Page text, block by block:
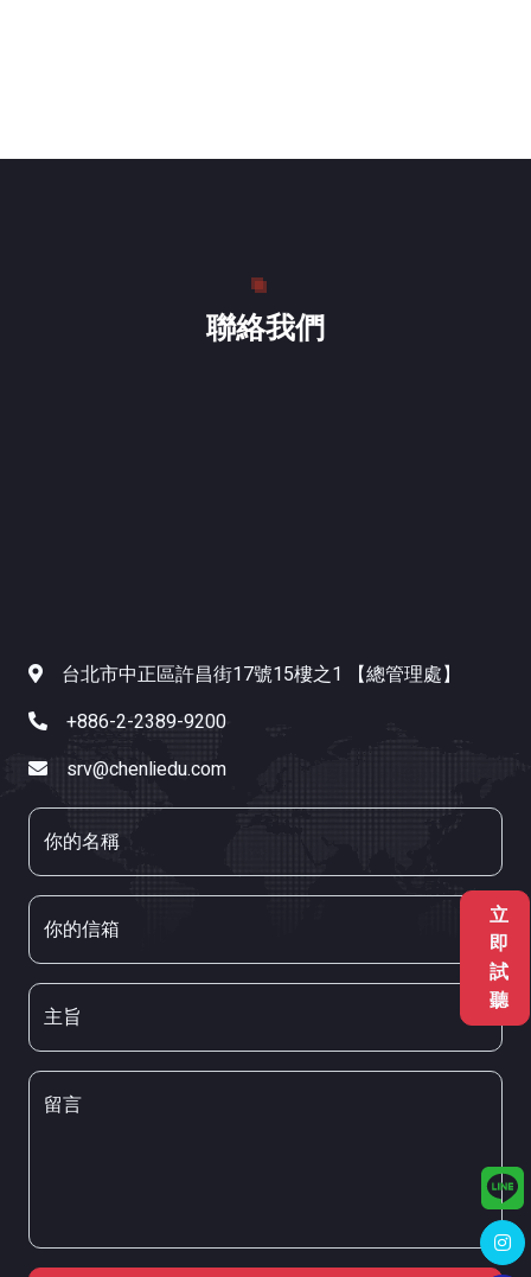
聯絡我們
台北市中正區許昌街17號15樓之1 【總管理處】
+886-2-2389-9200
srv@chenliedu.com
你的名稱
你的信箱
主旨
留言
立
即
試
聽